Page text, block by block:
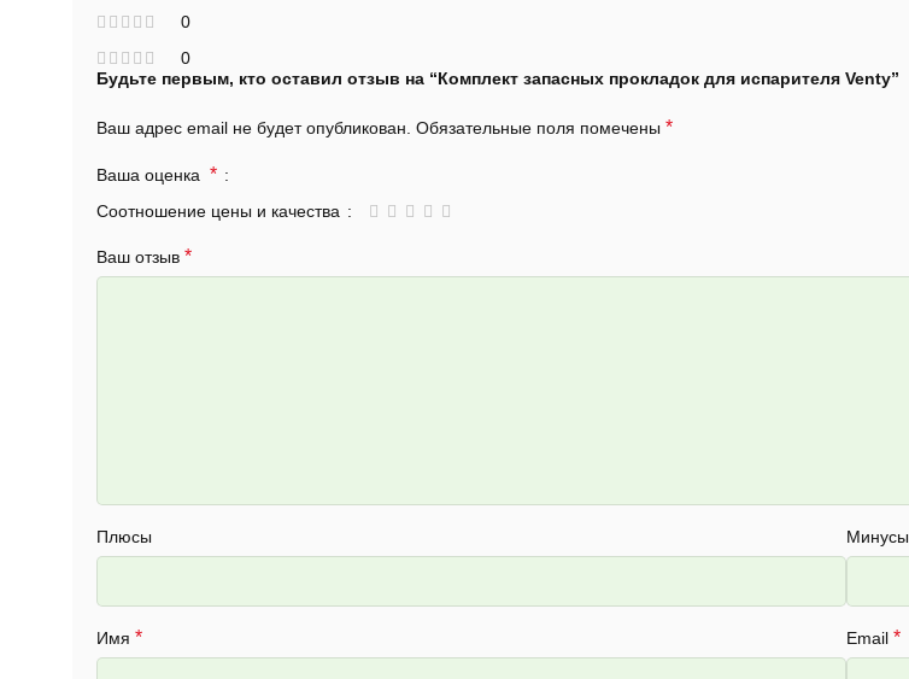
0
0
Будьте первым, кто оставил отзыв на “Комплект запасных прокладок для испарителя Venty”
Ваш адрес email не будет опубликован. Обязательные поля помечены *
Ваша оценка *
Соотношение цены и качества
Ваш отзыв *
Плюсы Минусы
Имя * Email *